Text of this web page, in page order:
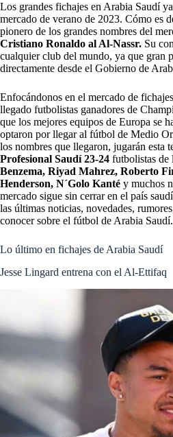
Los grandes fichajes en Arabia Saudí
mercado de verano de 2023. Cómo es
pionero de los grandes nombres del
Cristiano Ronaldo al Al-Nassr. Su
cualquier club del mundo, ya que gran
directamente desde el Gobierno de
Enfocándonos en el mercado de
llegado futbolistas ganadores de
que los mejores equipos de Europa se
optaron por llegar al fútbol de Medio
los nombres que llegaron, jugarán esta
Profesional Saudí 23-24 futbolistas de
Benzema, Riyad Mahrez, Roberto
Henderson, N´Golo Kanté y muchos
mercado sigue sin cerrar en el país
las últimas noticias, novedades,
conocer sobre el fútbol de Arabia Saudí.
Lo último en fichajes de Arabia Saudí
Jesse Lingard entrena con el Al-Ettifaq